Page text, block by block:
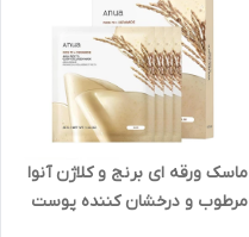
ماسک ورقه ای برنج و کلاژن آنوا
مرطوب و درخشان کننده پوست